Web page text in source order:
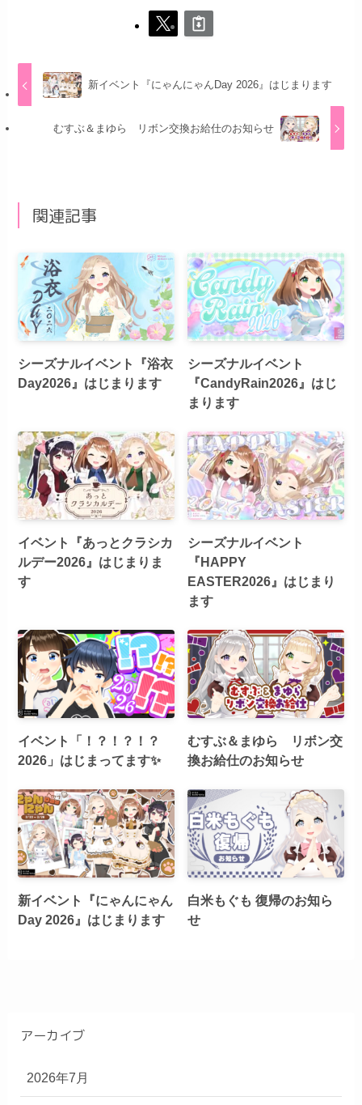
新イベント『にゃんにゃんDay 2026』はじまります
むすぶ＆まゆら リボン交換お給仕のお知らせ
関連記事
シーズナルイベント『浴衣
Day2026』はじまります
シーズナルイベント
『CandyRain2026』はじ
まります
イベント『あっとクラシカ
ルデー2026』はじまりま
す
シーズナルイベント
『HAPPY
EASTER2026』はじまり
ます
イベント「！？！？！？
2026」はじまってます✨
むすぶ＆まゆら リボン交
換お給仕のお知らせ
新イベント『にゃんにゃん
Day 2026』はじまります
白米もぐも 復帰のお知ら
せ
アーカイブ
2026年7月